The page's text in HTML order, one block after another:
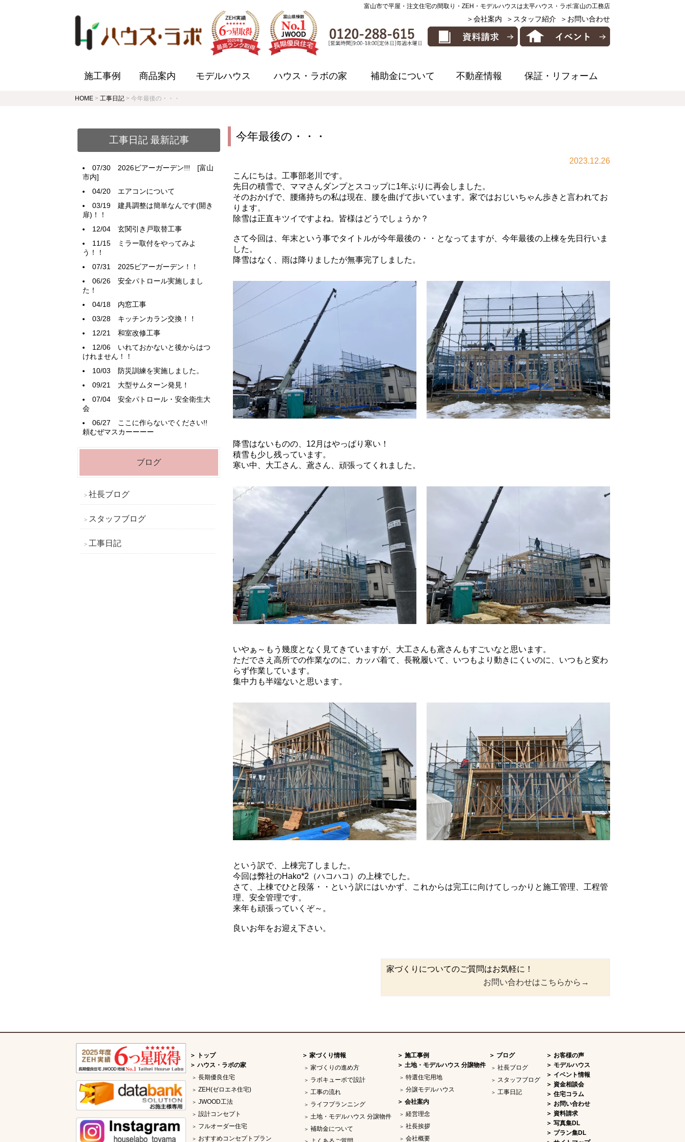
富山市で平屋・注文住宅の間取り・ZEH・モデルハウスは太平ハウス・ラボ:富山の工務店
＞会社案内 ＞スタッフ紹介 ＞お問い合わせ
施工事例 商品案内 モデルハウス ハウス・ラボの家 補助金について 不動産情報 保証・リフォーム
HOME > 工事日記 > 今年最後の・・・
今年最後の・・・
2023.12.26
こんにちは。工事部老川です。
先日の積雪で、ママさんダンプとスコップに1年ぶりに再会しました。
そのおかげで、腰痛持ちの私は現在、腰を曲げて歩いています。家ではおじいちゃん歩きと言われてお
ります。
除雪は正直キツイですよね。皆様はどうでしょうか？
さて今回は、年末という事でタイトルが今年最後の・・となってますが、今年最後の上棟を先日行いま
した。
降雪はなく、雨は降りましたが無事完了しました。
降雪はないものの、12月はやっぱり寒い！
積雪も少し残っています。
寒い中、大工さん、鳶さん、頑張ってくれました。
いやぁ～もう幾度となく見てきていますが、大工さんも鳶さんもすごいなと思います。
ただでさえ高所での作業なのに、カッパ着て、長靴履いて、いつもより動きにくいのに、いつもと変わ
らず作業しています。
集中力も半端ないと思います。
という訳で、上棟完了しました。
今回は弊社のHako*2（ハコハコ）の上棟でした。
さて、上棟でひと段落・・という訳にはいかず、これからは完工に向けてしっかりと施工管理、工程管
理、安全管理です。
来年も頑張っていくぞ～。
良いお年をお迎え下さい。
家づくりについてのご質問はお気軽に！
お問い合わせはこちらから→
工事日記 最新記事
07/30 2026ビアーガーデン!!! [富山
市内]
04/20 エアコンについて
03/19 建具調整は簡単なんです(開き
扉)！！
12/04 玄関引き戸取替工事
11/15
ミラー取付をやってみよ
う！！
07/31 2025ビアーガーデン！！
06/26 安全パトロール実施しまし
た！
04/18 内窓工事
03/28 キッチンカラン交換！！
12/21 和室改修工事
12/06 いれておかないと後からはつ
けれません！！
10/03 防災訓練を実施しました。
09/21 大型サムターン発見！
07/04 安全パトロール・安全衛生大
会
06/27 ここに作らないでください!!
頼むぜマスカーーーー
ブログ
社長ブログ
スタッフブログ
工事日記
トップ
ハウス・ラボの家
長期優良住宅
ZEH(ゼロエネ住宅)
JWOOD工法
設計コンセプト
フルオーダー住宅
おすすめコンセプトプラン
家づくり情報
家づくりの進め方
ラボキューボで設計
工事の流れ
ライフプランニング
土地・モデルハウス 分譲物件
補助金について
施工事例
土地・モデルハウス 分譲物件
特選住宅用地
分譲モデルハウス
会社案内
経営理念
社長挨拶
会社概要
ブログ
社長ブログ
スタッフブログ
工事日記
お客様の声
モデルハウス
イベント情報
資金相談会
住宅コラム
お問い合わせ
資料請求
写真集DL
プラン集DL